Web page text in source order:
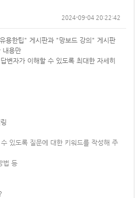
2024-09-04 20:22:42
용한팁" 게시판과 "망보드 강의" 게시판
내용만
답변자가 이해할 수 있도록 최대한 자세히
있도록 질문에 대한 키워드를 작성해 주
법 등